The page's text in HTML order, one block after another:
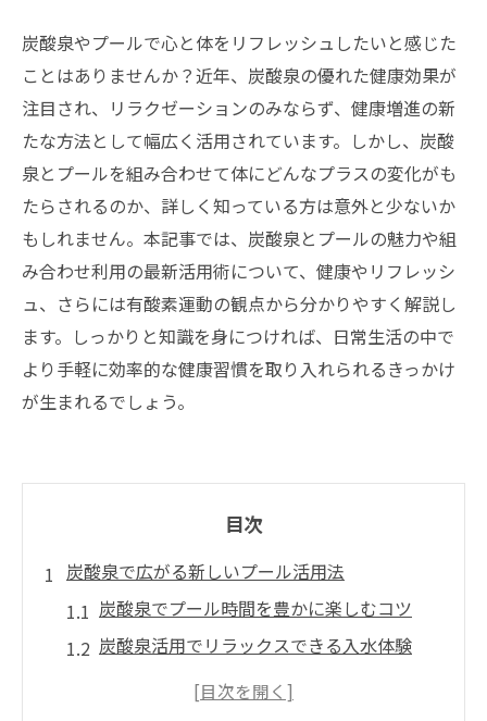
炭酸泉やプールで心と体をリフレッシュしたいと感じた
ことはありませんか？近年、炭酸泉の優れた健康効果が
注目され、リラクゼーションのみならず、健康増進の新
たな方法として幅広く活用されています。しかし、炭酸
泉とプールを組み合わせて体にどんなプラスの変化がも
たらされるのか、詳しく知っている方は意外と少ないか
もしれません。本記事では、炭酸泉とプールの魅力や組
み合わせ利用の最新活用術について、健康やリフレッシ
ュ、さらには有酸素運動の観点から分かりやすく解説し
ます。しっかりと知識を身につければ、日常生活の中で
より手軽に効率的な健康習慣を取り入れられるきっかけ
が生まれるでしょう。
目次
炭酸泉で広がる新しいプール活用法
炭酸泉でプール時間を豊かに楽しむコツ
炭酸泉活用でリラックスできる入水体験
炭酸泉の効果が際立つプール活用例